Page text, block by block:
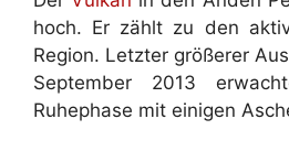
hoch. Er zählt zu den
Region. Letzter größerer
September 2013
Ruhephase mit einigen